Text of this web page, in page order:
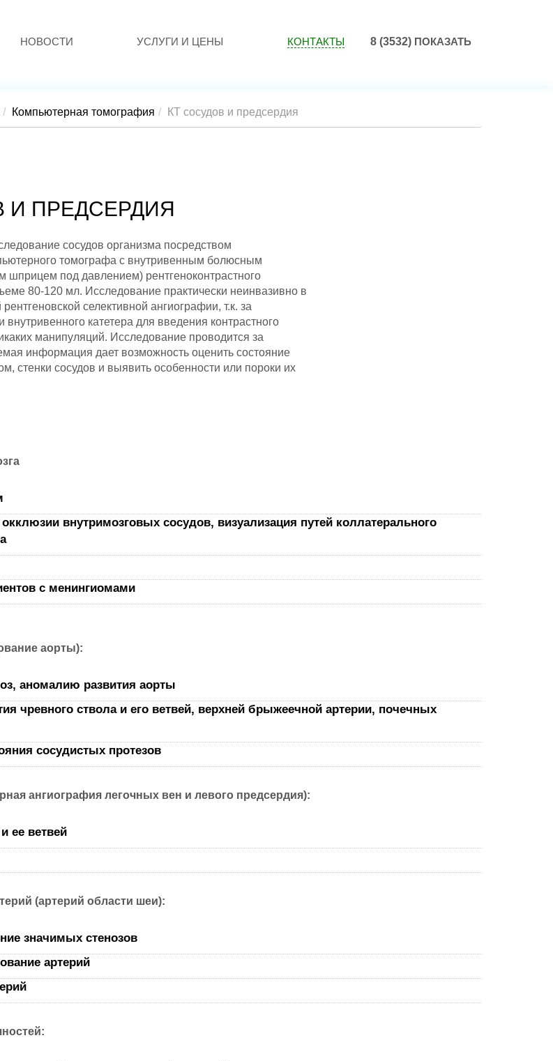
НОВОСТИ УСЛУГИ И ЦЕНЫ КОНТАКТЫ 8 (3532) ПОКАЗАТЬ
Компьютерная томография КТ сосудов и предсердия
И ПРЕДСЕРДИЯ
сосудов организма посредством
томографа с внутривенным болюсным
шприцем под давлением) рентгеноконтрастного
80-120 мл. Исследование практически неинвазивно в
селективной ангиографии, т.к. за
катетера для введения контрастного
манипуляций. Исследование проводится за
информация дает возможность оценить состояние
стенки сосудов и выявить особенности или пороки их
внутримозговых сосудов, визуализация путей коллатерального
с менингиомами
аорты):
аномалию развития аорты
чревного ствола и его ветвей, верхней брыжеечной артерии, почечных
сосудистых протезов
ангиография легочных вен и левого предсердия):
ее ветвей
(артерий области шеи):
значимых стенозов
артерий